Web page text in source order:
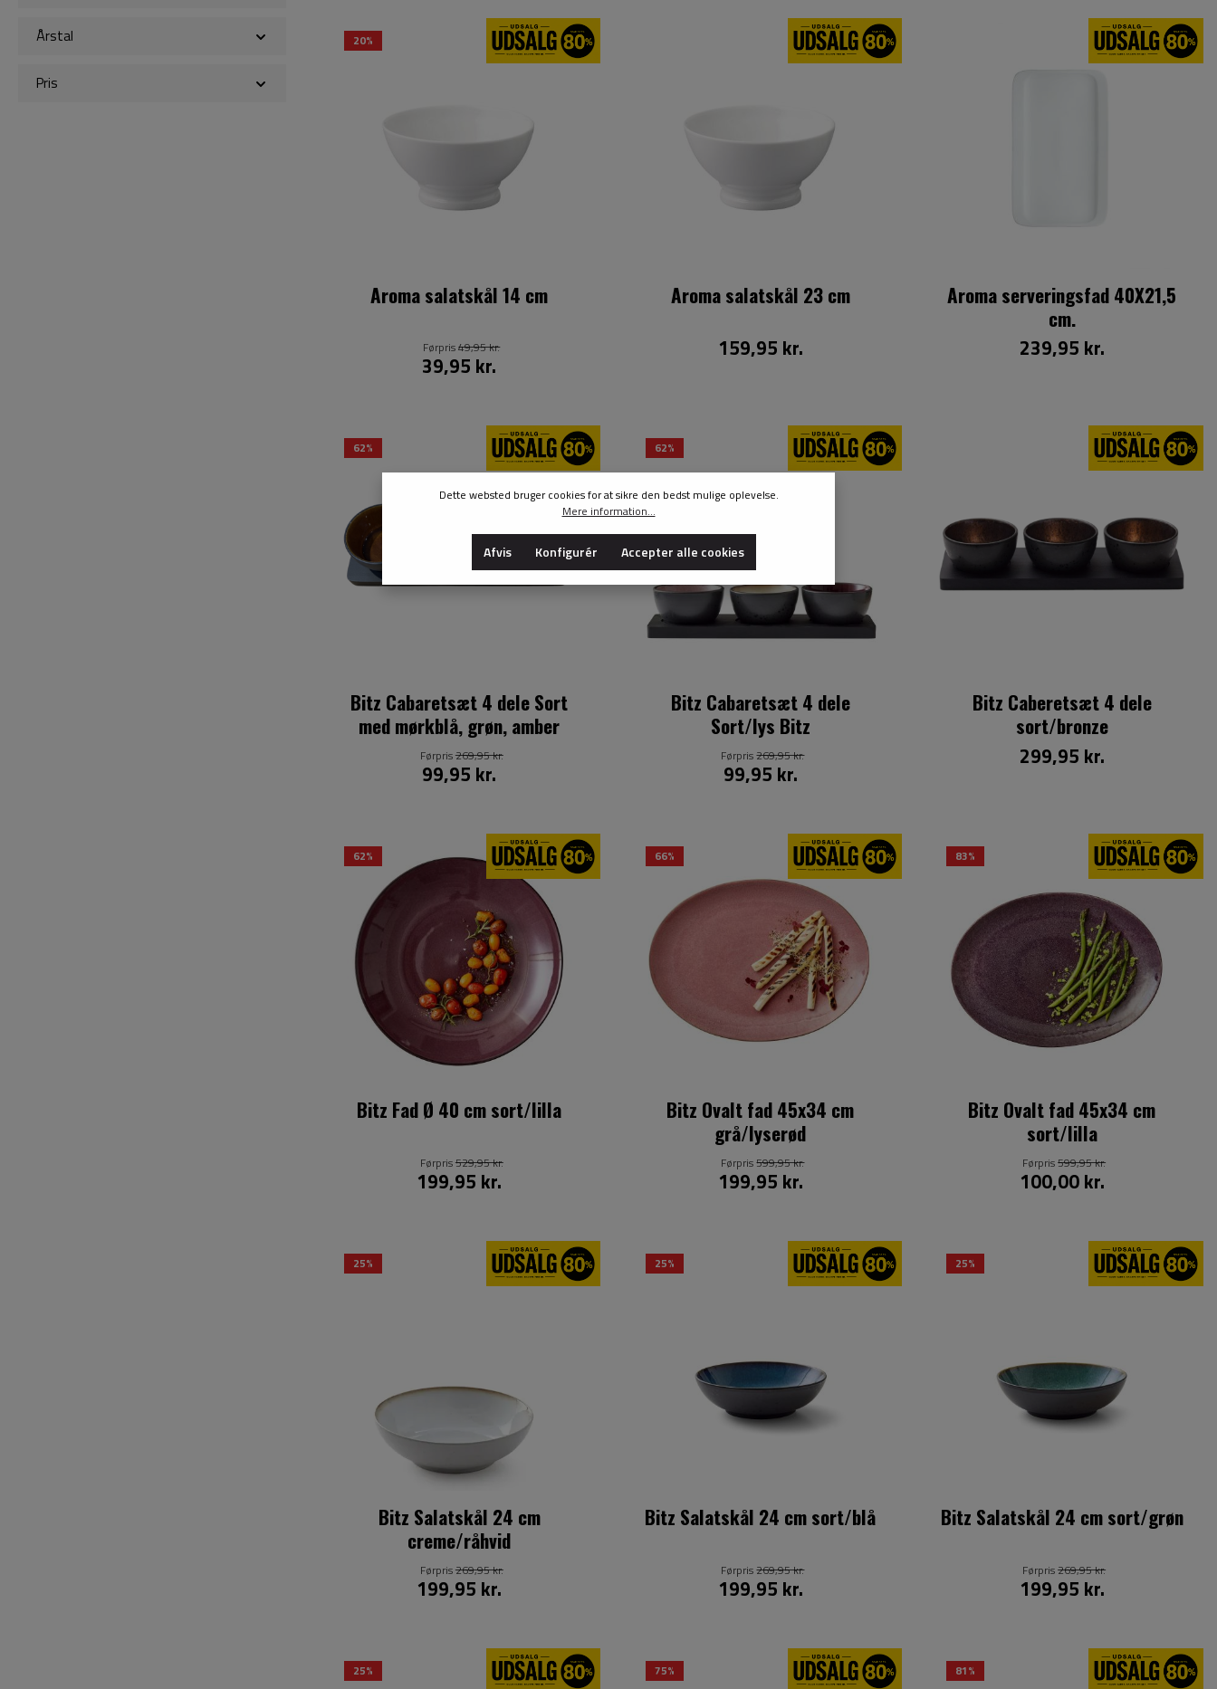
Årstal
Pris
20%
Aroma salatskål 14 cm
39,95 kr.
Førpris49,95 kr.
Aroma salatskål 23 cm
159,95 kr.
Aroma serveringsfad 40X21,5
cm.
239,95 kr.
62%
Bitz Cabaretsæt 4 dele Sort
med mørkblå, grøn, amber
99,95 kr.
Førpris269,95 kr.
62%
Bitz Cabaretsæt 4 dele
Sort/lys Bitz
99,95 kr.
Førpris269,95 kr.
Bitz Caberetsæt 4 dele
sort/bronze
299,95 kr.
62%
Bitz Fad Ø 40 cm sort/lilla
199,95 kr.
Førpris529,95 kr.
66%
Bitz Ovalt fad 45x34 cm
grå/lyserød
199,95 kr.
Førpris599,95 kr.
83%
Bitz Ovalt fad 45x34 cm
sort/lilla
100,00 kr.
Førpris599,95 kr.
25%
Bitz Salatskål 24 cm
creme/råhvid
199,95 kr.
Førpris269,95 kr.
25%
Bitz Salatskål 24 cm sort/blå
199,95 kr.
Førpris269,95 kr.
25%
Bitz Salatskål 24 cm sort/grøn
199,95 kr.
Førpris269,95 kr.
25% 75% 81%
Dette websted bruger cookies for at sikre den bedst mulige oplevelse.
Mere information...
Afvis Konfigurér Accepter alle cookies